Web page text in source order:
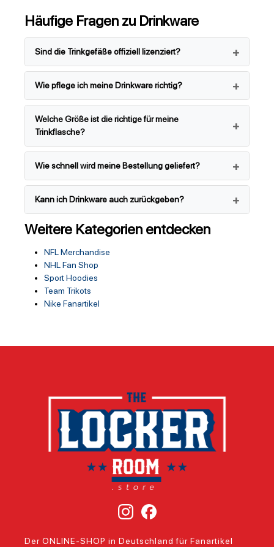
Häufige Fragen zu Drinkware
Sind die Trinkgefäße offiziell lizenziert?
Wie pflege ich meine Drinkware richtig?
Welche Größe ist die richtige für meine
Trinkflasche?
Wie schnell wird meine Bestellung geliefert?
Kann ich Drinkware auch zurückgeben?
Weitere Kategorien entdecken
NFL Merchandise
NHL Fan Shop
Sport Hoodies
Team Trikots
Nike Fanartikel
Der ONLINE-SHOP in Deutschland für Fanartikel